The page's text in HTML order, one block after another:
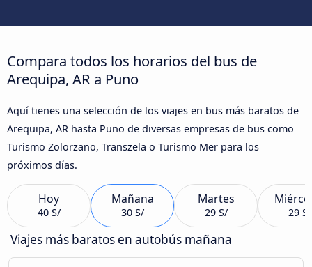
Compara todos los horarios del bus de
Arequipa, AR a Puno
Aquí tienes una selección de los viajes en bus más baratos de
Arequipa, AR hasta Puno de diversas empresas de bus como
Turismo Zolorzano, Transzela o Turismo Mer para los
próximos días.
Hoy
40 S/
Mañana
30 S/
Martes
29 S/ 29 S/
Viajes más baratos en autobús mañana